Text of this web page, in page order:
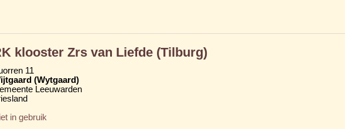
klooster Zrs van Liefde (Tilburg)
11
(Wytgaard)
Leeuwarden
in gebruik